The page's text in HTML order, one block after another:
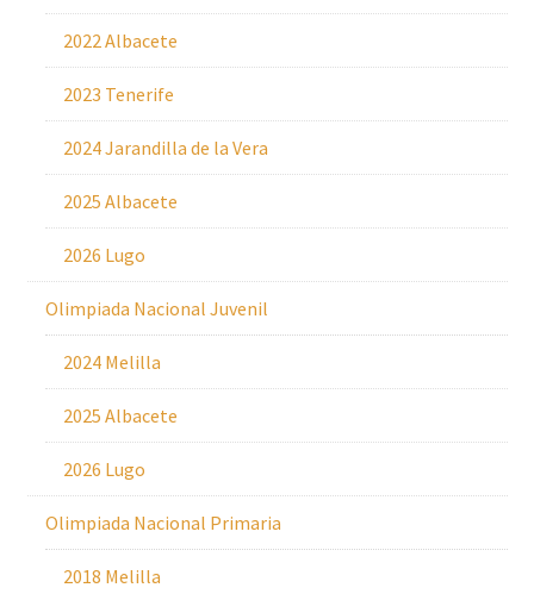
2022 Albacete
2023 Tenerife
2024 Jarandilla de la Vera
2025 Albacete
2026 Lugo
Olimpiada Nacional Juvenil
2024 Melilla
2025 Albacete
2026 Lugo
Olimpiada Nacional Primaria
2018 Melilla